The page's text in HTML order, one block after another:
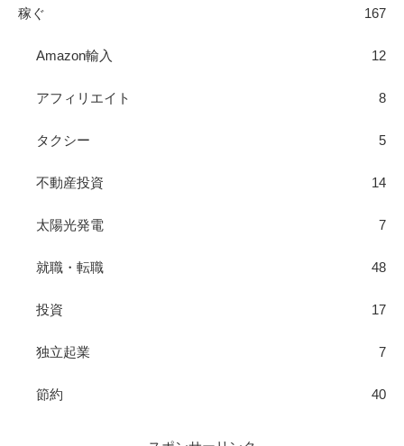
稼ぐ 167
Amazon輸入 12
アフィリエイト 8
タクシー 5
不動産投資 14
太陽光発電 7
就職・転職 48
投資 17
独立起業 7
節約 40